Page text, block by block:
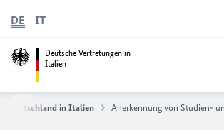
Deutsche Vertretungen in
Italien
DE IT
Deutschland in Italien Anerkennung von Studien-